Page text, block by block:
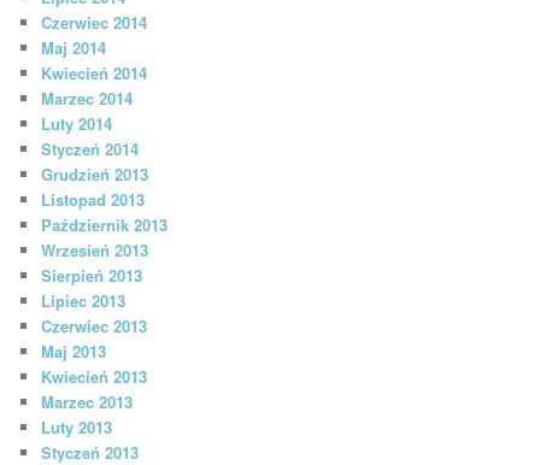
Czerwiec 2014
Maj 2014
Kwiecień 2014
Marzec 2014
Luty 2014
Styczeń 2014
Grudzień 2013
Listopad 2013
Październik 2013
Wrzesień 2013
Sierpień 2013
Lipiec 2013
Czerwiec 2013
Maj 2013
Kwiecień 2013
Marzec 2013
Luty 2013
Styczeń 2013